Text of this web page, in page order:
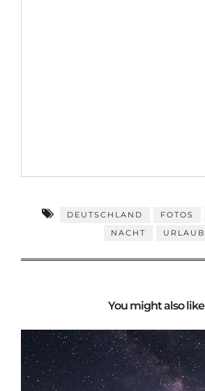
DEUTSCHLAND FOTOS
NACHT
URLAUB
You might also like